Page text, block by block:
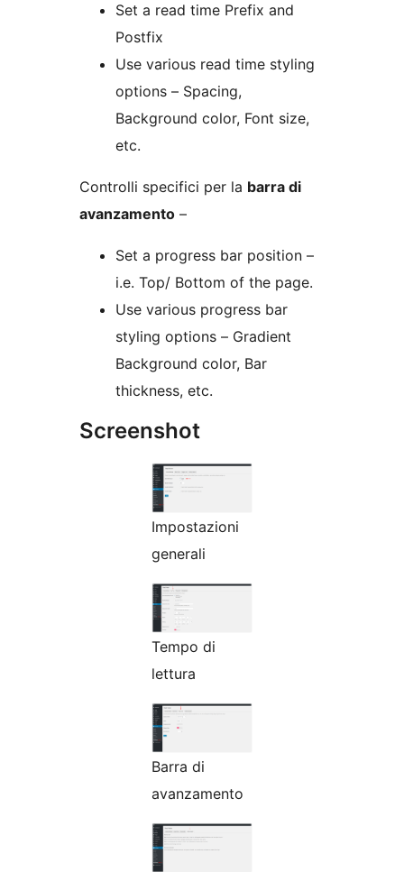
Set a read time Prefix and
Postfix
Use various read time styling
options – Spacing,
Background color, Font size,
etc.
Controlli specifici per la barra di
avanzamento –
Set a progress bar position –
i.e. Top/ Bottom of the page.
Use various progress bar
styling options – Gradient
Background color, Bar
thickness, etc.
Screenshot
Impostazioni
generali
Tempo di
lettura
Barra di
avanzamento